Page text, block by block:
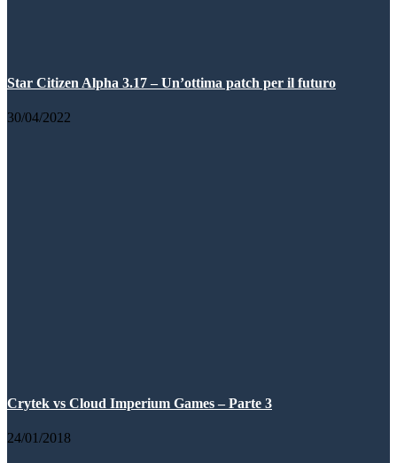
Star Citizen Alpha 3.17 – Un’ottima patch per il futuro
30/04/2022
Crytek vs Cloud Imperium Games – Parte 3
24/01/2018